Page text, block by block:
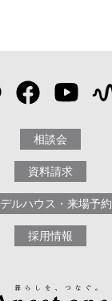
相談会
資料請求
ルハウス・来場予約
採用情報